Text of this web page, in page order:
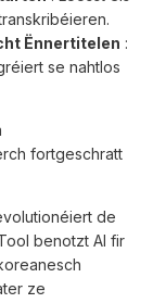
Ënnertitelen :
se nahtlos
fortgeschratt
de
benotzt AI fir
ze